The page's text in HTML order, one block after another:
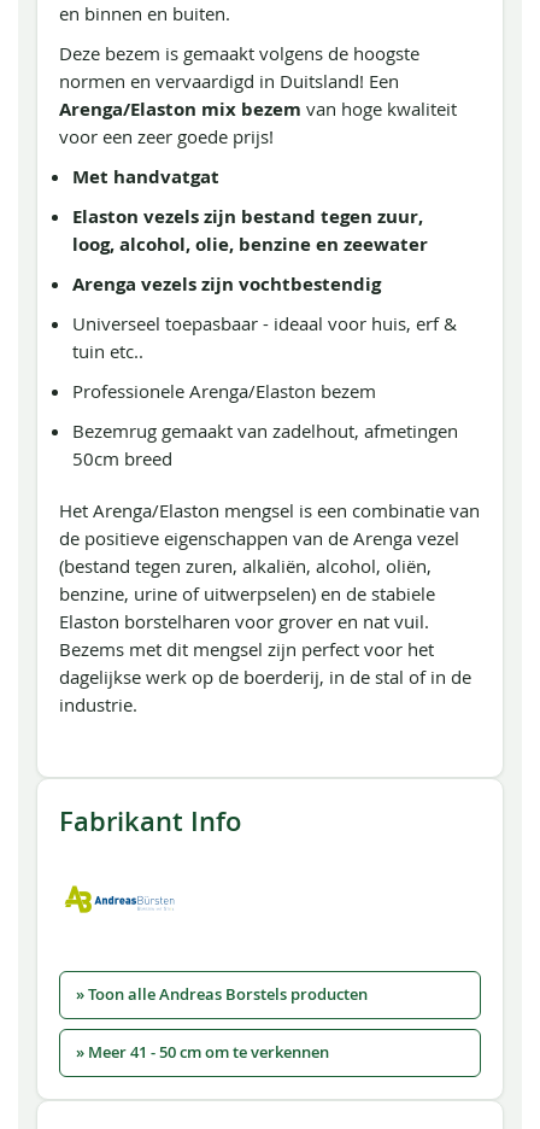
en binnen en buiten.
Deze bezem is gemaakt volgens de hoogste
normen en vervaardigd in Duitsland! Een
Arenga/Elaston mix bezem van hoge kwaliteit
voor een zeer goede prijs!
Met handvatgat
Elaston vezels zijn bestand tegen zuur,
loog, alcohol, olie, benzine en zeewater
Arenga vezels zijn vochtbestendig
Universeel toepasbaar - ideaal voor huis, erf &
tuin etc..
Professionele Arenga/Elaston bezem
Bezemrug gemaakt van zadelhout, afmetingen
50cm breed
Het Arenga/Elaston mengsel is een combinatie van
de positieve eigenschappen van de Arenga vezel
(bestand tegen zuren, alkaliën, alcohol, oliën,
benzine, urine of uitwerpselen) en de stabiele
Elaston borstelharen voor grover en nat vuil.
Bezems met dit mengsel zijn perfect voor het
dagelijkse werk op de boerderij, in de stal of in de
industrie.
Fabrikant Info
» Toon alle Andreas Borstels producten
» Meer 41 - 50 cm om te verkennen